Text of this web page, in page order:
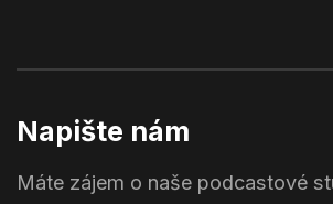
Napište nám
Máte zájem o naše podcastové